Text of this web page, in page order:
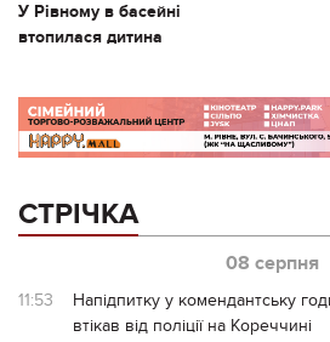
У Рівному в басейні
втопилася дитина
СТРІЧКА
08 серпня
11:53
Напідпитку у комендантську
втікав від поліції на Кореччині